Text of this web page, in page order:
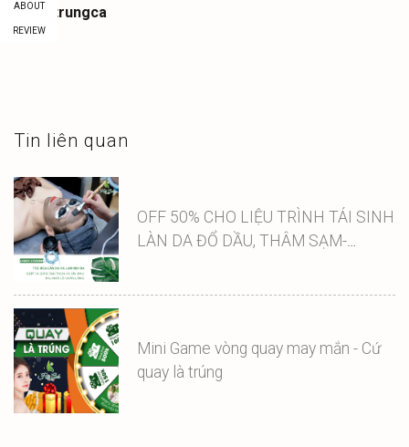
#muntrungca
Tin liên quan
OFF 50% CHO LIỆU TRÌNH TÁI SINH
LÀN DA ĐỔ DẦU, THÂM SẠM-
Mini Game vòng quay may mắn - Cứ
quay là trúng
ABOUT
REVIEW